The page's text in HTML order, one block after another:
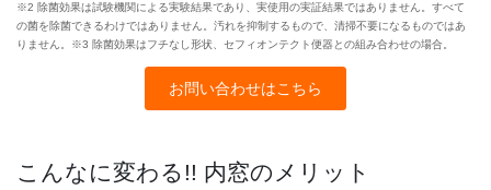
※2 除菌効果は試験機関による実験結果であり、実使用の実証結果ではありません。すべて
の菌を除菌できるわけではありません。汚れを抑制するもので、清掃不要になるものではあ
りません。※3 除菌効果はフチなし形状、セフィオンテクト便器との組み合わせの場合。
お問い合わせはこちら
こんなに変わる!! 内窓のメリット